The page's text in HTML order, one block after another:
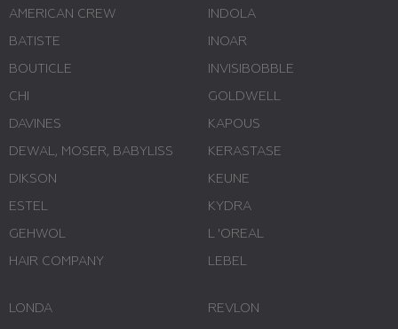
AMERICAN CREW
BATISTE
BOUTICLE
CHI
DAVINES
DEWAL, MOSER, BABYLISS
DIKSON
ESTEL
GEHWOL
HAIR COMPANY
INDOLA
INOAR
INVISIBOBBLE
GOLDWELL
KAPOUS
KERASTASE
KEUNE
KYDRA
L 'ОREAL
LEBEL
LONDA REVLON